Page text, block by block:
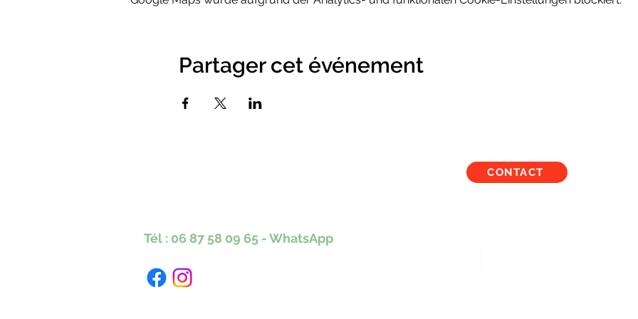
Partager cet événement
Tél : 06 87 58 09 65 -WhatsApp
CONTACT